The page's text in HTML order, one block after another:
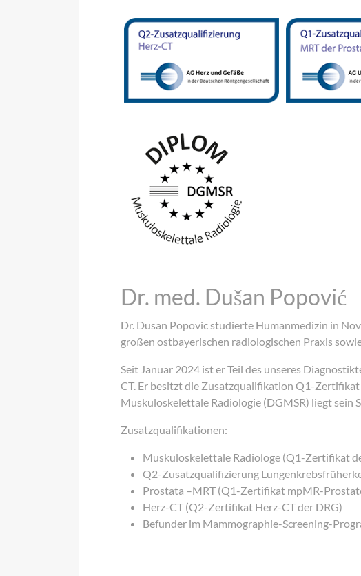
Dr. med. Dušan Popović
Dr. Dusan Popovic studierte Humanmedizin in
großen ostbayerischen radiologischen Praxis
Seit Januar 2024 ist er Teil des unseres
CT. Er besitzt die Zusatzqualifikation Q1-
Muskuloskelettale Radiologie (DGMSR) liegt sein
Zusatzqualifikationen:
Muskuloskelettale Radiologe (Q1-Zertifikat
Q2-Zusatzqualifizierung
Prostata –MRT (Q1-Zertifikat mpMR-
Herz-CT (Q2-Zertifikat Herz-CT der DRG)
Befunder im Mammographie-Screening-